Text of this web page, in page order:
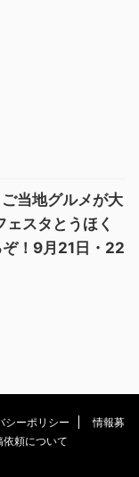
当地グルメが大
スタとうほく
！9月21日・22
シーポリシー
情報募
頼について